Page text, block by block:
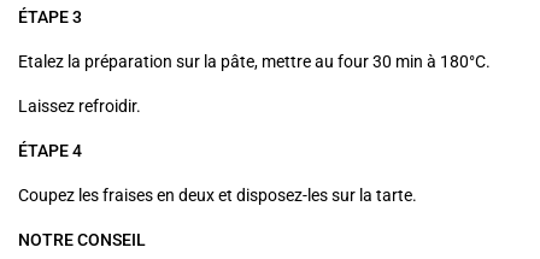
ÉTAPE 3
Etalez la préparation sur la pâte, mettre au four 30 min à 180°C.
Laissez refroidir.
ÉTAPE 4
Coupez les fraises en deux et disposez-les sur la tarte.
NOTRE CONSEIL